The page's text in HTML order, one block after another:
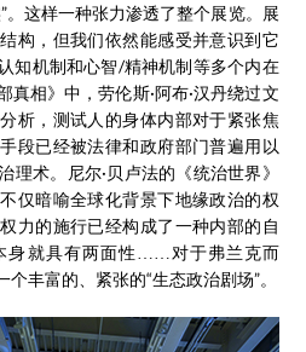
。这样一种张力渗透了整个展览。展
构，但我们依然能感受并意识到它
知机制和心智/精神机制等多个内在
真相》中，劳伦斯·阿布·汉丹绕过文
析，测试人的身体内部对于紧张焦
段已经被法律和政府部门普遍用以
理术。尼尔·贝卢法的《统治世界》
仅暗喻全球化背景下地缘政治的权
力的施行已经构成了一种内部的自
身就具有两面性……对于弗兰克而
丰富的、紧张的“生态政治剧场”。